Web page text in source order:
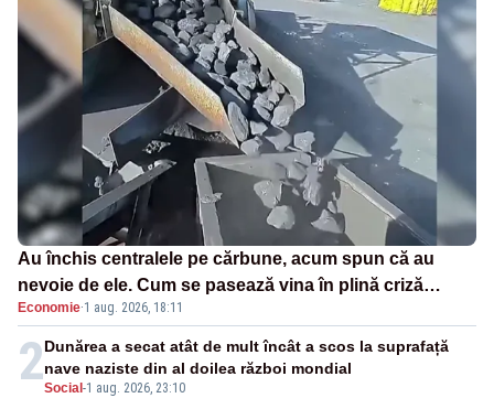
Au închis centralele pe cărbune, acum spun că au
nevoie de ele. Cum se pasează vina în plină criză
energetică
Economie·1 aug. 2026, 18:11
2Social -1 aug. 2026, 23:10
Dunărea a secat atât de mult încât a scos la suprafață
nave naziste din al doilea război mondial